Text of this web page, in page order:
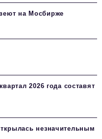
на Мосбирже
2026 года составят
незначительным